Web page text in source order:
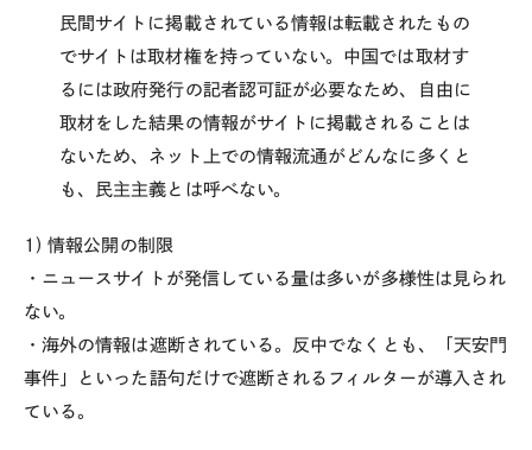
民間サイト に掲載されている情報は転載されたもの
でサイトは取材権を持っていない。中国では取材す
るには政府発行の記者認可証が必要なため、自由に
取材をした結果の情報がサイトに掲載されることは
ないため、ネット上での情報流通がどんなに多くと
も、民主主義とは呼べない。
1) 情報公開の制限
・ニュースサイトが発信している量は多いが多様性は見られ
ない。
・海外の情報は遮断されている。反中でなくとも、「天安門
事件」といった語句だけで遮断されるフィルターが導入され
ている。